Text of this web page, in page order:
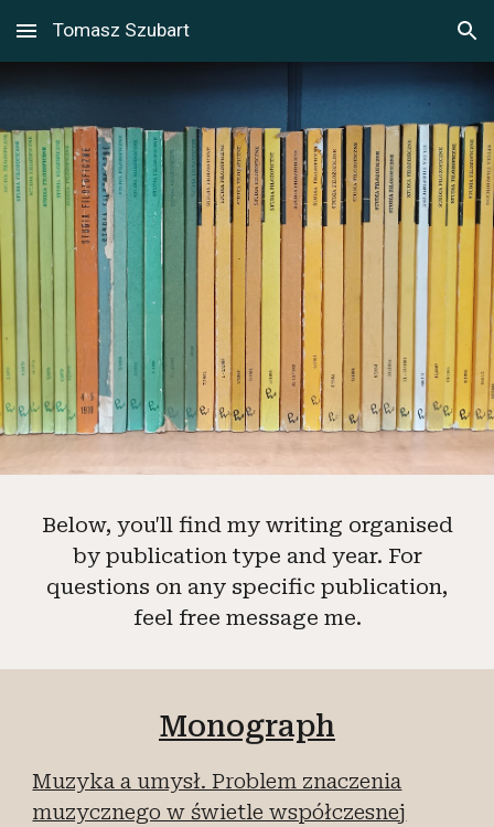
Skip to main content Skip to navigation
Tomasz Szubart
Below, you'll find my writing organised
by publication type and year. For
questions on any specific publication,
feel free message me.
Monograph
Muzyka a umysł. Problem znaczenia
muzycznego w świetle współczesnej